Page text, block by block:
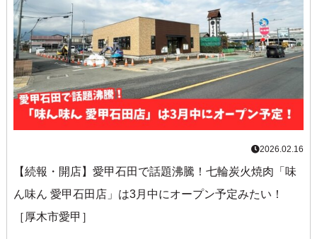
2026.02.16
【続報・開店】愛甲石田で話題沸騰！七輪炭火焼肉「味
ん味ん 愛甲石田店」は3月中にオープン予定みたい！
［厚木市愛甲］